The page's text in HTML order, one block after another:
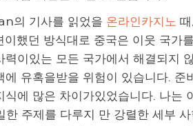
의 기사를 읽었을 온라인카지노
이했던 방식대로 중국은 이웃 국가
력이있는 모든 국가에서 해결되지
에 유혹을받을 위험이 있습니다.
식에 많은 차이가있었습니다. 나
한 주제를 다루지 만 강렬한 세부